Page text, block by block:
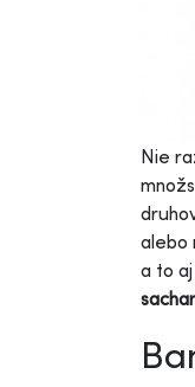
Nie
alebo
a to